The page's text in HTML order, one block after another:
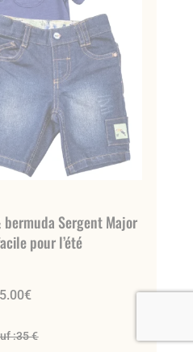
bermuda Sergent Major
pour l’été
€
:35 €